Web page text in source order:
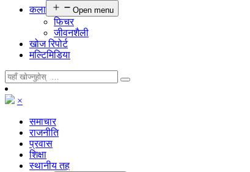
कला
Open menu
फिचर
जीवनशैली
खोज रिपोर्ट
मल्टिमिडिया
×
समाचार
राजनीति
प्रवास
शिक्षा
स्थानीय तह